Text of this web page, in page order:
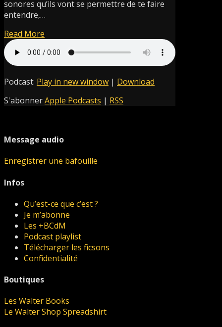
sonores qu’ils vont se permettre de te faire
entendre,…
Read More
Podcast: Play in new window | Download
S'abonnerApple Podcasts | RSS
Message audio
Enregistrer une bafouille
Infos
Qu’est-ce que c’est ?
Je m’abonne
Les +BCdM
Podcast playlist
Télécharger les ficsons
Confidentialité
Boutiques
Les Walter Books
Le Walter Shop Spreadshirt